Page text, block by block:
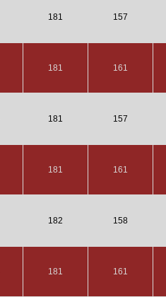
181 157
181 161
181 157
181 161
182 158
181 161